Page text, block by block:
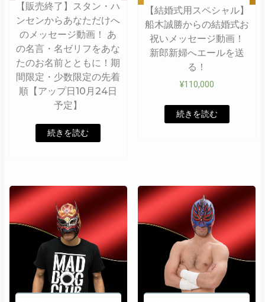
【販売終了】スタン・ハ
ンセンからあなただけへ
のメッセージ動画！ あ
の名言・名ゼリフをあな
たのお名前とともに！期
間限定・少数限定の先着
順【アップ日10月24日
予定】
続きを読む
【結婚式用スペシャル】
船木誠勝からの結婚式お
祝いメッセージ動画！
新郎新婦へエールを送
る！
¥110,000
続きを読む